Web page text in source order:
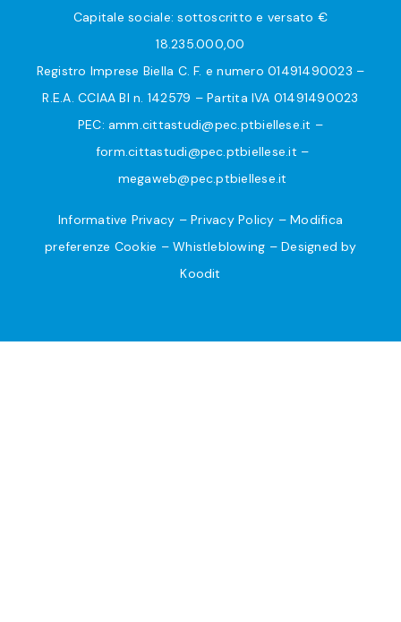
Capitale sociale: sottoscritto e versato €
18.235.000,00
Registro Imprese Biella C. F. e numero 01491490023 –
R.E.A. CCIAA BI n. 142579 – Partita IVA 01491490023
PEC:amm.cittastudi@pec.ptbiellese.it –
form.cittastudi@pec.ptbiellese.it –
megaweb@pec.ptbiellese.it
Informative Privacy –Privacy Policy –Modifica
preferenze Cookie –Whistleblowing – Designed by
Koodit